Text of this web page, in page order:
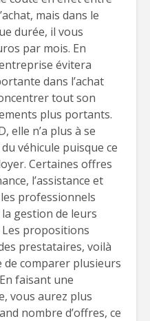
mais dans le
durée, il vous
par mois. En
évitera
dans l’achat
tout son
plus portants.
elle n’a plus à se
véhicule puisque ce
Certaines offres
l’assistance et
professionnels
gestion de leurs
propositions
prestataires, voilà
de comparer plusieurs
faisant une
vous aurez plus
nombre d’offres, ce